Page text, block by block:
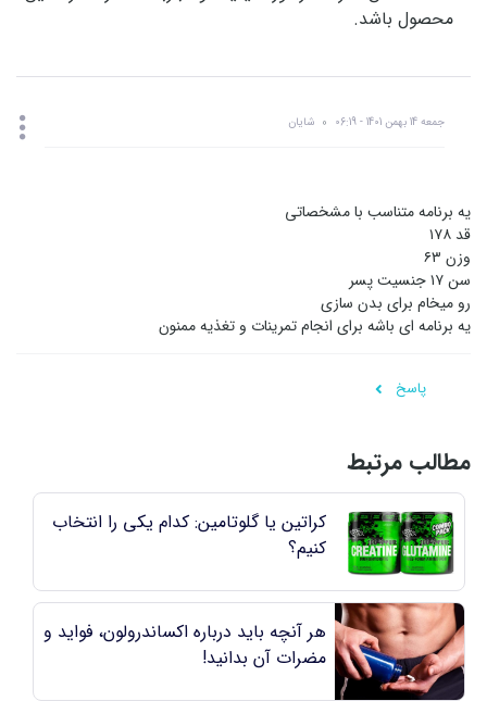
محصول باشد.
جمعه 14 بهمن 1401 - 06:19 شایان
یه برنامه متناسب با مشخصاتی
قد ۱۷۸
وزن ۶۳
سن ۱۷ جنسیت پسر
رو میخام برای بدن سازی
یه برنامه ای باشه برای انجام تمرینات و تغذیه ممنون
پاسخ
مطالب مرتبط
کراتین یا گلوتامین: کدام یکی را انتخاب
کنیم؟
هر آنچه باید درباره اکساندرولون، فواید و
مضرات آن بدانید!